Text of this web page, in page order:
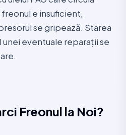
e insuficient,
se gripează. Starea
eventuale reparații se
Freonul la Noi?